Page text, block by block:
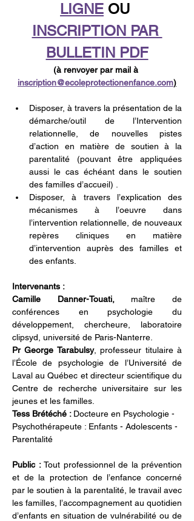
LIGNE OU
INSCRIPTION PAR
BULLETIN PDF
(à renvoyer par mail à
inscription@ecoleprotectionenfance.com)
Disposer, à travers la présentation de la
démarche/outil de l’Intervention
relationnelle, de nouvelles pistes
d’action en matière de soutien à la
parentalité (pouvant être appliquées
aussi le cas échéant dans le soutien
des familles d’accueil) .
Disposer, à travers l’explication des
mécanismes à l’oeuvre dans
l’intervention relationnelle, de nouveaux
repères cliniques en matière
d’intervention auprès des familles et
des enfants.
Intervenants :
Camille Danner-Touati, maître de
conférences en psychologie du
développement, chercheure, laboratoire
clipsyd, université de Paris-Nanterre.
Pr George Tarabulsy, professeur titulaire à
l’École de psychologie de l’Université de
Laval au Québec et directeur scientifique du
Centre de recherche universitaire sur les
jeunes et les familles.
Tess Brétéché : Docteure en Psychologie -
Psychothérapeute : Enfants - Adolescents -
Parentalité
Public : Tout professionnel de la prévention
et de la protection de l’enfance concerné
par le soutien à la parentalité, le travail avec
les familles, l’accompagnement au quotidien
d’enfants en situation de vulnérabilité ou de